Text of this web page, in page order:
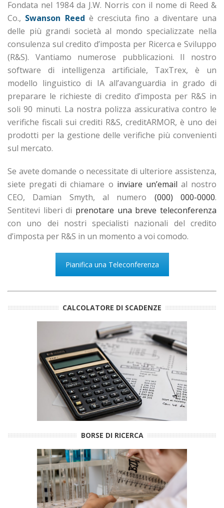
Fondata nel 1984 da J.W. Norris con il nome di Reed &
Co., Swanson Reed è cresciuta fino a diventare una
delle più grandi società al mondo specializzate nella
consulenza sul credito d’imposta per Ricerca e Sviluppo
(R&S). Vantiamo numerose pubblicazioni. Il nostro
software di intelligenza artificiale, TaxTrex, è un
modello linguistico di IA all’avanguardia in grado di
preparare le richieste di credito d’imposta per R&S in
soli 90 minuti. La nostra polizza assicurativa contro le
verifiche fiscali sui crediti R&S, creditARMOR, è uno dei
prodotti per la gestione delle verifiche più convenienti
sul mercato.
Se avete domande o necessitate di ulteriore assistenza,
siete pregati di chiamare o inviare un’email al nostro
CEO, Damian Smyth, al numero (000) 000-0000.
Sentitevi liberi di prenotare una breve teleconferenza
con uno dei nostri specialisti nazionali del credito
d’imposta per R&S in un momento a voi comodo.
Pianifica una Teleconferenza
CALCOLATORE DI SCADENZE
BORSE DI RICERCA